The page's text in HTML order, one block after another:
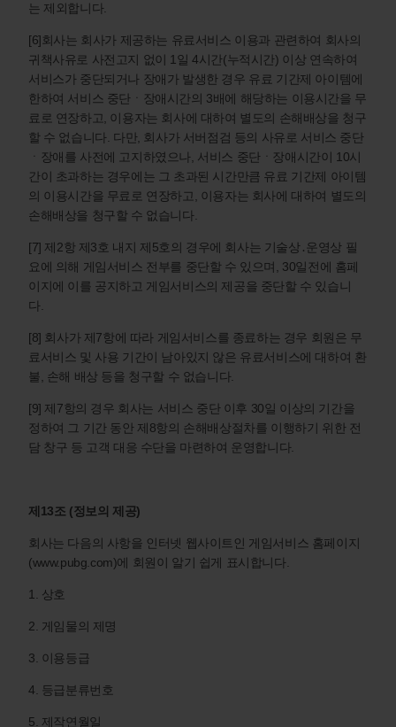
는 제외합니다.
[6]회사는 회사가 제공하는 유료서비스 이용과 관련하여 회사의
귀책사유로 사전고지 없이 1일 4시간(누적시간) 이상 연속하여
서비스가 중단되거나 장애가 발생한 경우 유료 기간제 아이템에
한하여 서비스 중단ㆍ장애시간의 3배에 해당하는 이용시간을 무
료로 연장하고, 이용자는 회사에 대하여 별도의 손해배상을 청구
할 수 없습니다. 다만, 회사가 서버점검 등의 사유로 서비스 중단
ㆍ장애를 사전에 고지하였으나, 서비스 중단ㆍ장애시간이 10시
간이 초과하는 경우에는 그 초과된 시간만큼 유료 기간제 아이템
의 이용시간을 무료로 연장하고, 이용자는 회사에 대하여 별도의
손해배상을 청구할 수 없습니다.
[7] 제2항 제3호 내지 제5호의 경우에 회사는 기술상․운영상 필
요에 의해 게임서비스 전부를 중단할 수 있으며, 30일전에 홈페
이지에 이를 공지하고 게임서비스의 제공을 중단할 수 있습니
다.
[8] 회사가 제7항에 따라 게임서비스를 종료하는 경우 회원은 무
료서비스 및 사용 기간이 남아있지 않은 유료서비스에 대하여 환
불, 손해 배상 등을 청구할 수 없습니다.
[9] 제7항의 경우 회사는 서비스 중단 이후 30일 이상의 기간을
정하여 그 기간 동안 제8항의 손해배상절차를 이행하기 위한 전
담 창구 등 고객 대응 수단을 마련하여 운영합니다.
제13조 (정보의 제공)
회사는 다음의 사항을 인터넷 웹사이트인 게임서비스 홈페이지
(www.pubg.com)에 회원이 알기 쉽게 표시합니다.
1. 상호
2. 게임물의 제명
3. 이용등급
4. 등급분류번호
5. 제작연월일